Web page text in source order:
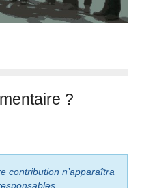
?
contribution n’apparaîtra